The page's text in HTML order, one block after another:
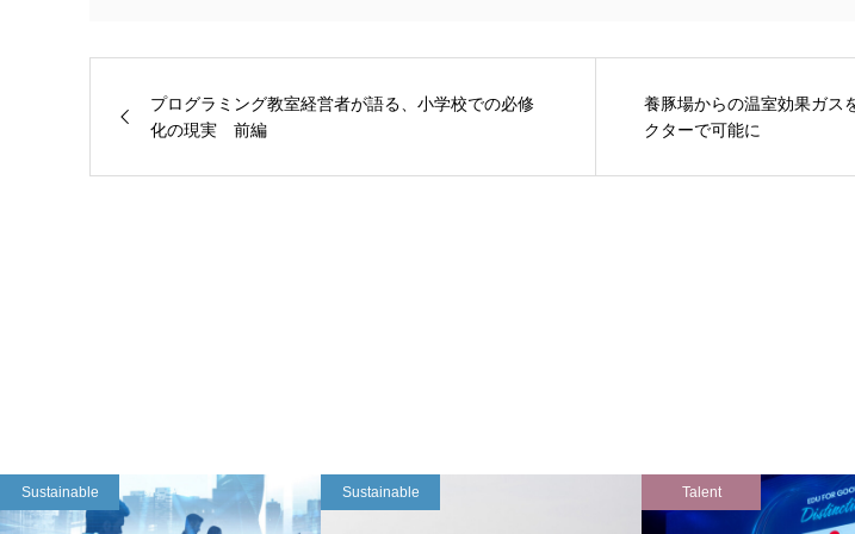
プログラミング教室経営者が語る、小学校での必修
化の現実 前編
養豚場からの温室効果ガ
クターで可能に
Sustainable Sustainable Talent